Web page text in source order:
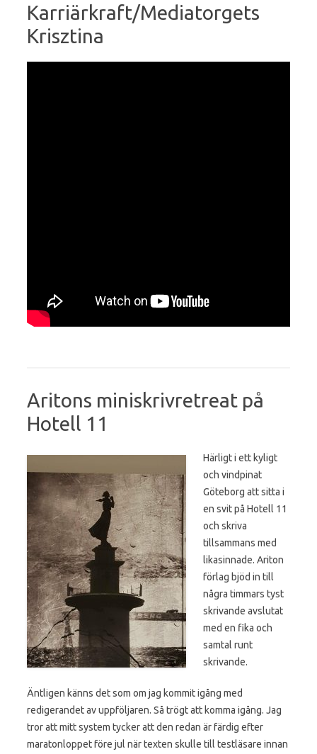
Karriärkraft/Mediatorgets
Krisztina
Aritons miniskrivretreat på
Hotell 11
Härligt i ett kyligt
och vindpinat
Göteborg att sitta i
en svit på Hotell 11
och skriva
tillsammans med
likasinnade. Ariton
förlag bjöd in till
några timmars tyst
skrivande avslutat
med en fika och
samtal runt
skrivande.
Äntligen känns det som om jag kommit igång med
redigerandet av uppföljaren. Så trögt att komma igång. Jag
tror att mitt system tycker att den redan är färdig efter
maratonloppet före jul när texten skulle till testläsare innan